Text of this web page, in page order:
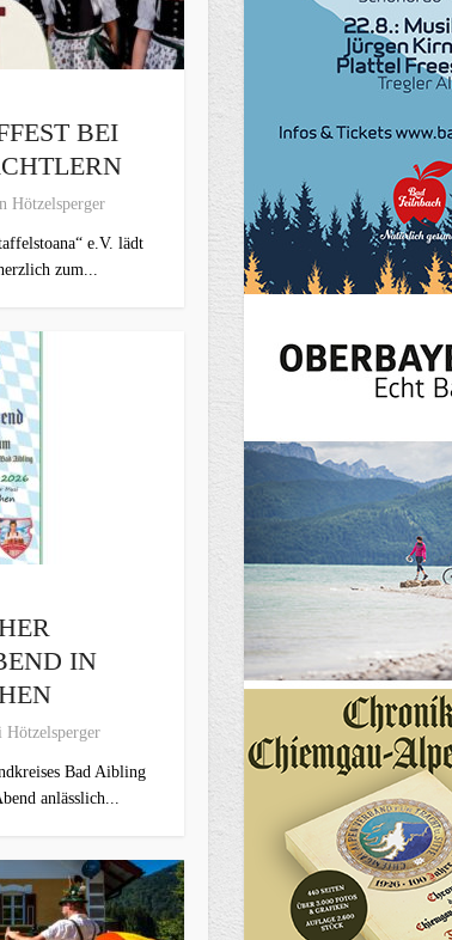
BEI
Hötzelsperger
e.V. lädt
zum...
IN
Hötzelsperger
Bad Aibling
anlässlich...